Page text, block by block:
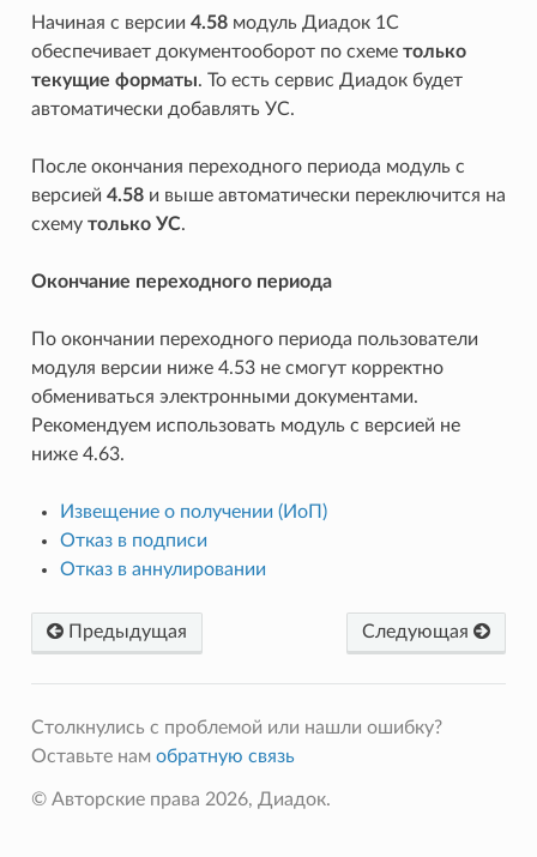
Начиная с версии 4.58модуль Диадок 1С
обеспечивает документооборот по схеме только
текущие форматы. То есть сервис Диадок будет
автоматически добавлять УС.
После окончания переходного периода модуль с
версией 4.58и выше автоматически переключится на
схему только УС.
Окончание переходного периода
По окончании переходного периода пользователи
модуля версии ниже 4.53 не смогут корректно
обмениваться электронными документами.
Рекомендуем использовать модуль с версией не
ниже 4.63.
Извещение о получении (ИоП)
Отказ в подписи
Отказ в аннулировании
Предыдущая Следующая
Столкнулись с проблемой или нашли ошибку?
Оставьте нам обратную связь
© Авторские права 2026, Диадок.